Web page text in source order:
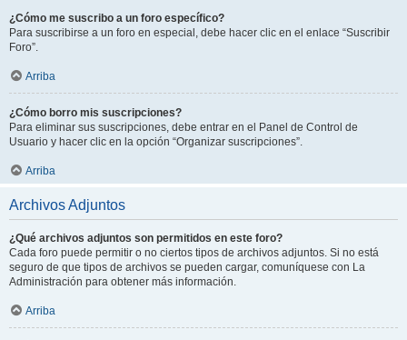
¿Cómo me suscribo a un foro específico?
Para suscribirse a un foro en especial, debe hacer clic en el enlace “Suscribir
Foro”.
Arriba
¿Cómo borro mis suscripciones?
Para eliminar sus suscripciones, debe entrar en el Panel de Control de
Usuario y hacer clic en la opción “Organizar suscripciones”.
Arriba
Archivos Adjuntos
¿Qué archivos adjuntos son permitidos en este foro?
Cada foro puede permitir o no ciertos tipos de archivos adjuntos. Si no está
seguro de que tipos de archivos se pueden cargar, comuníquese con La
Administración para obtener más información.
Arriba